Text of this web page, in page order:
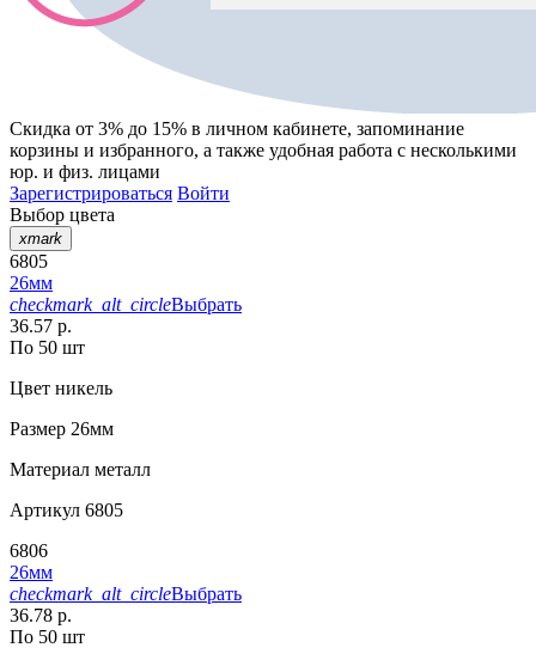
Скидка от 3% до 15% в личном кабинете, запоминание
корзины и избранного, а также удобная работа с несколькими
юр. и физ. лицами
Зарегистрироваться Войти
Выбор цвета
xmark
6805
26мм
checkmark_alt_circleВыбрать
36.57 р.
По 50 шт
Цвет никель
Размер 26мм
Материал металл
Артикул 6805
6806
26мм
checkmark_alt_circleВыбрать
36.78 р.
По 50 шт